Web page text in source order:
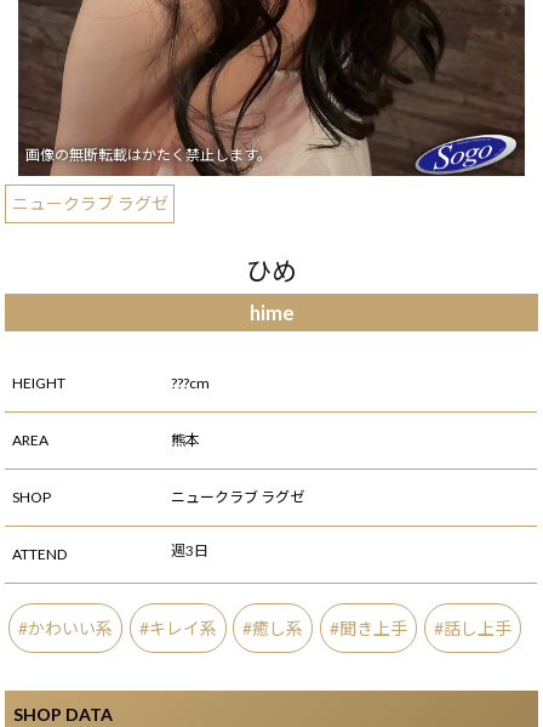
ニュークラブ ラグゼ
ひめ
hime
HEIGHT ???cm
AREA 熊本
SHOP ニュークラブ ラグゼ
ATTEND 週3日
かわいい系 キレイ系 癒し系 聞き上手 話し上手
SHOP DATA